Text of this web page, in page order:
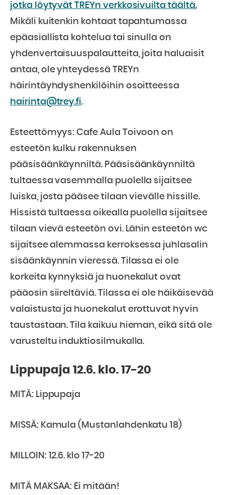
jotka löytyvät TREYn verkkosivuilta täältä.
Mikäli kuitenkin kohtaat tapahtumassa
epäasiallista kohtelua tai sinulla on
yhdenvertaisuuspalautteita, joita haluaisit
antaa, ole yhteydessä TREYn
häirintäyhdyshenkilöihin osoitteessa
hairinta@trey.fi.
Esteettömyys: Cafe Aula Toivoon on
esteetön kulku rakennuksen
pääsisäänkäynniltä. Pääsisäänkäynniltä
tultaessa vasemmalla puolella sijaitsee
luiska, josta pääsee tilaan vievälle hissille.
Hissistä tultaessa oikealla puolella sijaitsee
tilaan vievä esteetön ovi. Lähin esteetön wc
sijaitsee alemmassa kerroksessa juhlasalin
sisäänkäynnin vieressä. Tilassa ei ole
korkeita kynnyksiä ja huonekalut ovat
pääosin siireltäviä. Tilassa ei ole häikäisevää
valaistusta ja huonekalut erottuvat hyvin
taustastaan. Tila kaikuu hieman, eikä sitä ole
varusteltu induktiosilmukalla.
Lippupaja 12.6. klo. 17-20
MITÄ: Lippupaja
MISSÄ: Kamula (Mustanlahdenkatu 18)
MILLOIN: 12.6. klo 17-20
MITÄ MAKSAA: Ei mitään!